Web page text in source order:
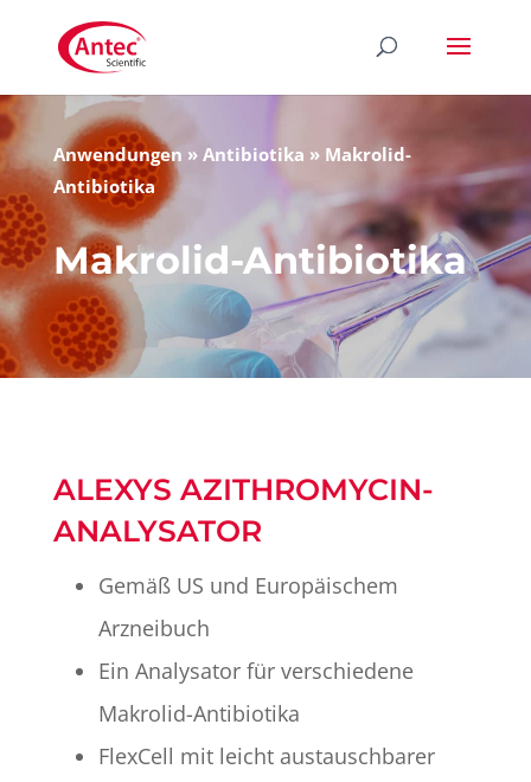
Anwendungen » Antibiotika » Makrolid-
Antibiotika
Makrolid-Antibiotika
ALEXYS AZITHROMYCIN-
ANALYSATOR
Gemäß US und Europäischem
Arzneibuch
Ein Analysator für verschiedene
Makrolid-Antibiotika
FlexCell mit leicht austauschbarer